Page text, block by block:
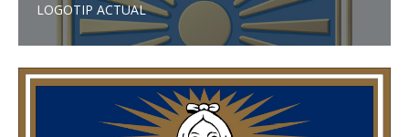
LOGOTIP ACTUAL